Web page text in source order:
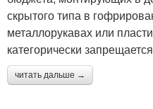
скрытого типа в
металлорукавах или
категорически
читать дальше →